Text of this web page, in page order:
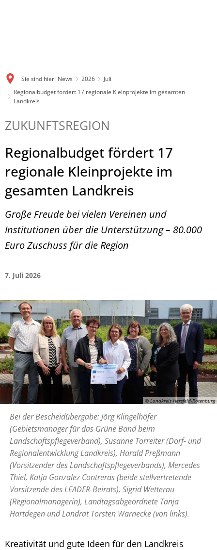
Sie sind hier: News 2026
Juli
Regionalbudget fördert 17 regionale Kleinprojekte im gesamten
Landkreis
ZUKUNFTSREGION
Regionalbudget fördert 17
regionale Kleinprojekte im
gesamten Landkreis
Große Freude bei vielen Vereinen und
Institutionen über die Unterstützung – 80.000
Euro Zuschuss für die Region
7. Juli 2026
© Landkreis Hersfeld-Rotenburg
Bei der Bescheidübergabe: Jörg Klingelhöfer
(Gebietsmanager für das Grüne Band beim
Landschaftspflegeverband), Susanne Torreiter (Dorf- und
Regionalentwicklung Landkreis), Harald Preßmann
(Vorsitzender des Landschaftspflegeverbands), Mercedes
Thiel, Katja Gonzalez Contreras (beide stellvertretende
Vorsitzende des LEADER-Beirats), Sigrid Wetterau
(Regionalmanagerin), Landtagsabgeordnete Tanja
Hartdegen und Landrat Torsten Warnecke (von links).
Kreativität und gute Ideen für den Landkreis